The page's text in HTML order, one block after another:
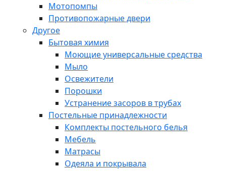
Мотопомпы
Противопожарные двери
Другое
Бытовая химия
Моющие универсальные средства
Мыло
Освежители
Порошки
Устранение засоров в трубах
Постельные принадлежности
Комплекты постельного белья
Мебель
Матрасы
Одеяла и покрывала